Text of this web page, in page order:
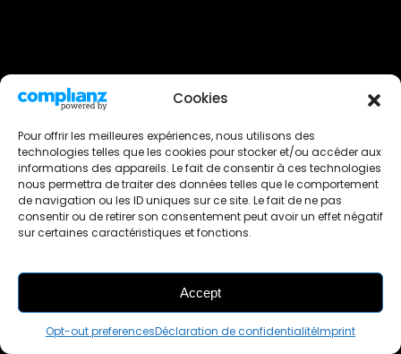
Cookies
Pour offrir les meilleures expériences, nous utilisons des
technologies telles que les cookies pour stocker et/ou accéder aux
informations des appareils. Le fait de consentir à ces technologies
nous permettra de traiter des données telles que le comportement
de navigation ou les ID uniques sur ce site. Le fait de ne pas
consentir ou de retirer son consentement peut avoir un effet négatif
sur certaines caractéristiques et fonctions.
Accept
Opt-out preferencesDéclaration de confidentialitéImprint